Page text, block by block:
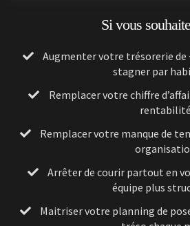
Si vous
Augmenter votre trésorerie de
stagner par
Remplacer votre chiffre
rentabilité
Remplacer votre manque de
​​Arrêter de courir partout en
équipe plus
​Maitriser votre planning de